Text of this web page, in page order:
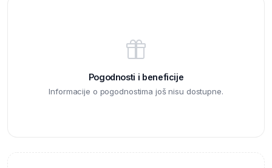
Pogodnosti i beneficije
Informacije o pogodnostima još nisu dostupne.